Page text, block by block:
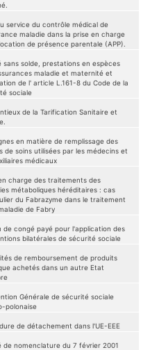
service du contrôle médical de
maladie dans la prise en charge
de présence parentale (APP).
sans solde, prestations en espèces
maladie et maternité et
de l' article L.161-8 du Code de la
sociale
de la Tarification Sanitaire et
en matière de remplissage des
de soins utilisées par les médecins et
médicaux
charge des traitements des
métaboliques héréditaires : cas
du Fabrazyme dans le traitement
de Fabry
de congé payé pour l'application des
bilatérales de sécurité sociale
de remboursement de produits
achetés dans un autre Etat
Générale de sécurité sociale
polonaise
de détachement dans l'UE-EEE
de nomenclature du 7 février 2001